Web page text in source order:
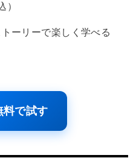
）
ーリーで楽しく学べる
料で試す